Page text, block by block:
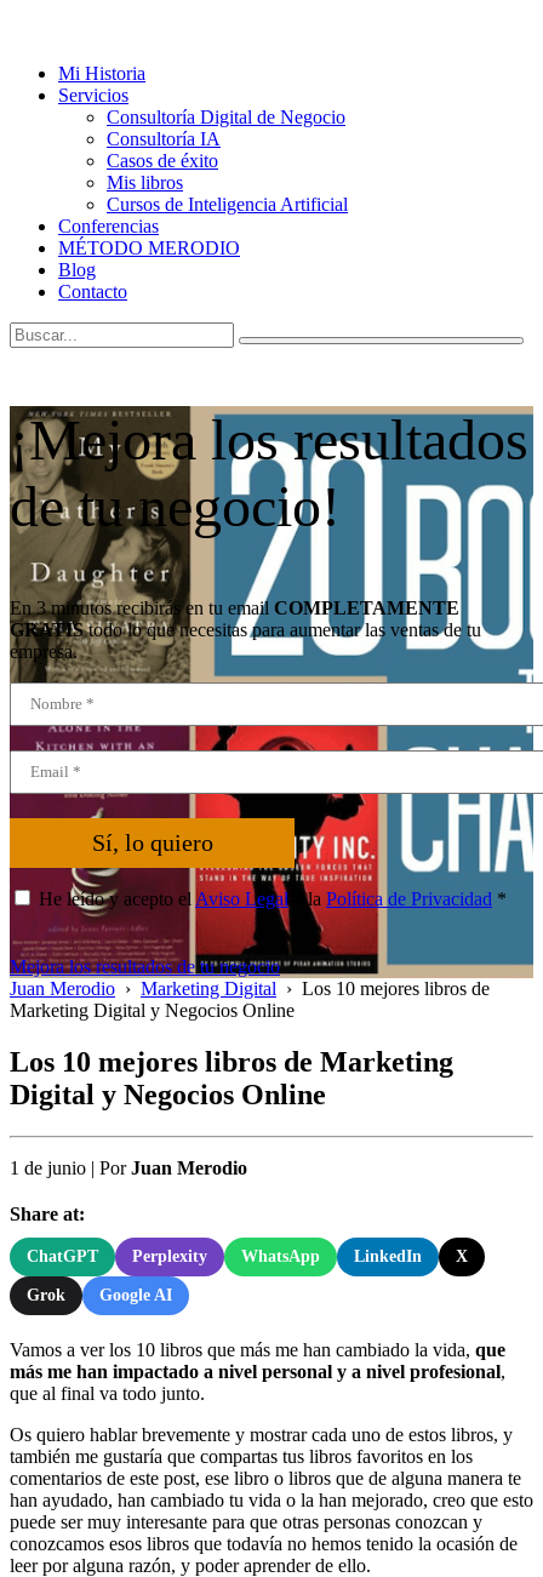
Mi Historia
Servicios
Consultoría Digital de Negocio
Consultoría IA
Casos de éxito
Mis libros
Cursos de Inteligencia Artificial
Conferencias
MÉTODO MERODIO
Blog
Contacto
¡Mejora los resultados
de tu negocio!
En 3 minutos recibirás en tu email COMPLETAMENTE
GRATIStodo lo que necesitas para aumentar las ventas de tu
empresa.
Sí, lo quiero
He leído y acepto el Aviso Legal y la Política de Privacidad *
Mejora los resultados de tu negocio
Juan Merodio › Marketing Digital › Los 10 mejores libros de
Marketing Digital y Negocios Online
Los 10 mejores libros de Marketing
Digital y Negocios Online
1 de junio | PorJuan Merodio
Share at:
ChatGPT Perplexity WhatsApp LinkedIn X
Grok Google AI
Vamos a ver los 10 libros que más me han cambiado la vida, que
más me han impactado a nivel personal y a nivel profesional,
que al final va todo junto.
Os quiero hablar brevemente y mostrar cada uno de estos libros, y
también me gustaría que compartas tus libros favoritos en los
comentarios de este post, ese libro o libros que de alguna manera te
han ayudado, han cambiado tu vida o la han mejorado, creo que esto
puede ser muy interesante para que otras personas conozcan y
conozcamos esos libros que todavía no hemos tenido la ocasión de
leer por alguna razón, y poder aprender de ello.